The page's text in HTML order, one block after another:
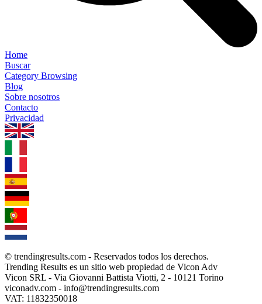
Home
Buscar
Category Browsing
Blog
Sobre nosotros
Contacto
Privacidad
© trendingresults.com - Reservados todos los derechos.
Trending Results es un sitio web propiedad de Vicon Adv
Vicon SRL - Via Giovanni Battista Viotti, 2 - 10121 Torino
viconadv.com - info@trendingresults.com
VAT: 11832350018